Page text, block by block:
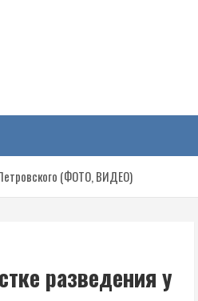
(ФОТО, ВИДЕО)
разведения у